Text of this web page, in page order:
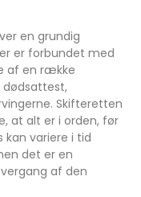
en grundig
er forbundet med
af en række
Skifteretten
at alt er i orden, før
kan variere i tid
det er en
af den